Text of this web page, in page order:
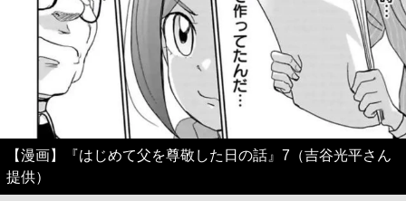
【漫画】『はじめて父を尊敬した日の話』7（吉谷光平さん
提供）